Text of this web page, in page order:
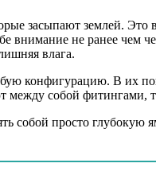
засыпают землей.
внимание не ранее
влага.
конфигурацию. В их
между собой
собой просто глубокую